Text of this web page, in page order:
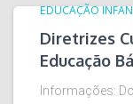
EDUCAÇÃO
Diretrizes
Educação
Informações: